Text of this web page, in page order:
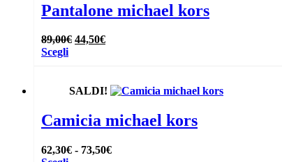
Pantalone michael kors
89,00€ Il
89,00€.
44,50€Il
44,50€.
ScegliQuesto
più
Le
opzioni
essere
SALDI!
Camicia michael kors
62,30€ - 73,50€Fascia